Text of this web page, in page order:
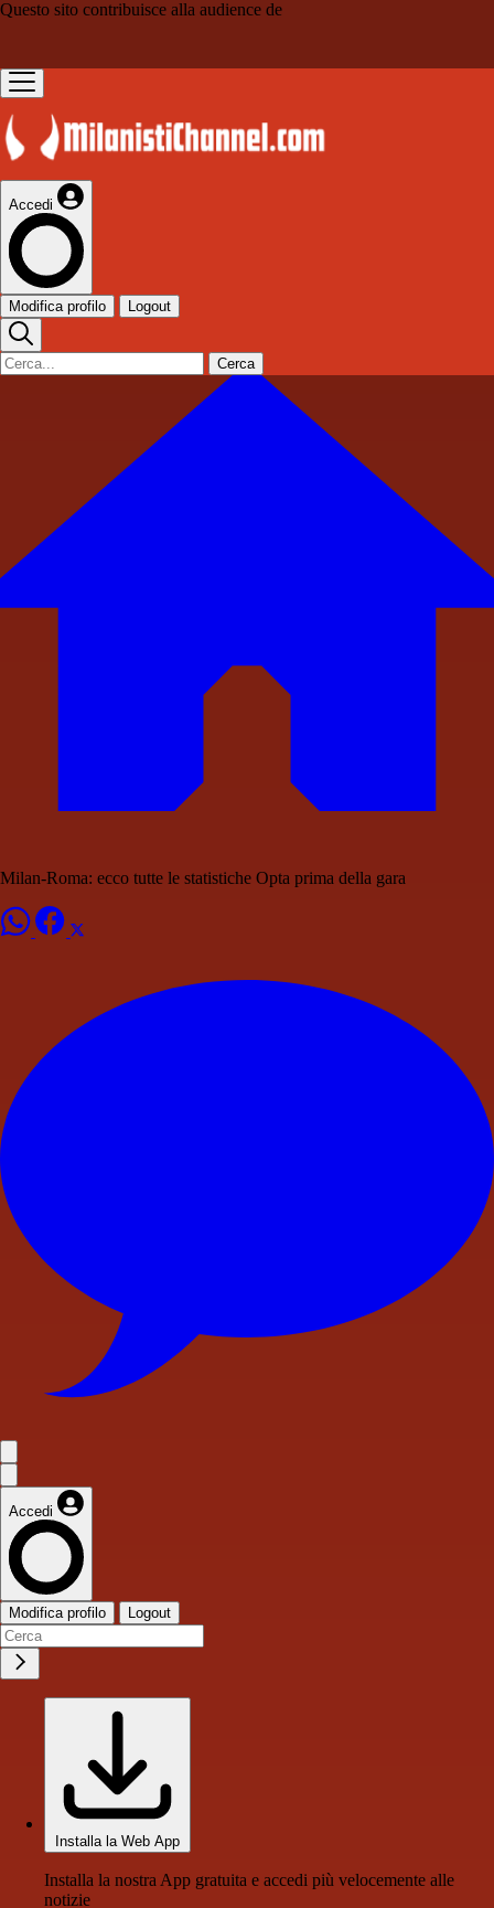
Questo sito contribuisce alla audience de
Accedi
Modifica profilo Logout
Cerca
Milan-Roma: ecco tutte le statistiche Opta prima della gara
Accedi
Modifica profilo Logout
Installa la Web App
Installa la nostra App gratuita e accedi più velocemente alle
notizie